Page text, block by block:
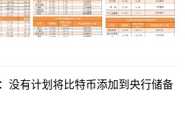
没有计划将比特币添加到央行储备